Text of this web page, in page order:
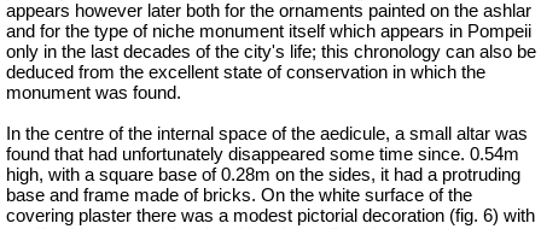
appears however later both for the ornaments painted on the ashlar
and for the type of niche monument itself which appears in Pompeii
only in the last decades of the city's life; this chronology can also be
deduced from the excellent state of conservation in which the
monument was found.
In the centre of the internal space of the aedicule, a small altar was
found that had unfortunately disappeared some time since. 0.54m
high, with a square base of 0.28m on the sides, it had a protruding
base and frame made of bricks. On the white surface of the
covering plaster there was a modest pictorial decoration (fig. 6) with